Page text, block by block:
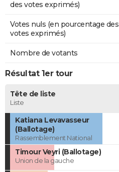
des votes exprimés)
Votes nuls (en pourcentage des
votes exprimés)
Nombre de votants
Résultat 1er tour
Tête de liste
Liste
Katiana Levavasseur
(Ballotage)
Rassemblement National
Timour Veyri (Ballotage)
Union de la gauche